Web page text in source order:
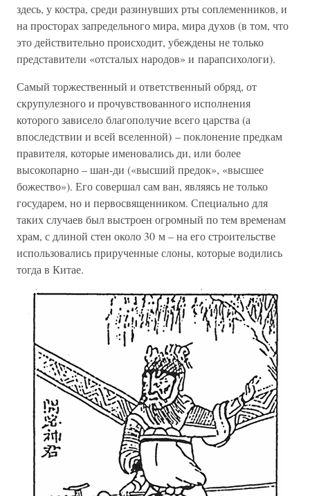
здесь, у костра, среди разинувших рты соплеменников, и
на просторах запредельного мира, мира духов (в том, что
это действительно происходит, убеждены не только
представители «отсталых народов» и парапсихологи).
Самый торжественный и ответственный обряд, от
скрупулезного и прочувствованного исполнения
которого зависело благополучие всего царства (а
впоследствии и всей вселенной) – поклонение предкам
правителя, которые именовались ди, или более
высокопарно – шан-ди («высший предок», «высшее
божество»). Его совершал сам ван, являясь не только
государем, но и первосвященником. Специально для
таких случаев был выстроен огромный по тем временам
храм, с длиной стен около 30 м – на его строительстве
использовались прирученные слоны, которые водились
тогда в Китае.